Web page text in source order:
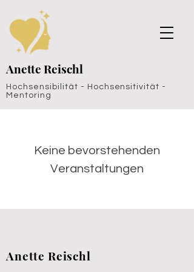
Anette Reischl
Hochsensibilität - Hochsensitivität -
Mentoring
Keine bevorstehenden
Veranstaltungen
Anette Reischl